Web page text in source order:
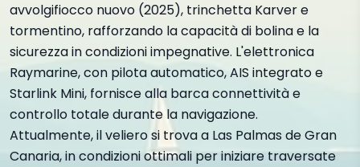
avvolgifiocco nuovo (2025), trinchetta Karver e
tormentino, rafforzando la capacità di bolina e la
sicurezza in condizioni impegnative. L'elettronica
Raymarine, con pilota automatico, AIS integrato e
Starlink Mini, fornisce alla barca connettività e
controllo totale durante la navigazione.
Attualmente, il veliero si trova a Las Palmas de Gran
Canaria, in condizioni ottimali per iniziare traversate